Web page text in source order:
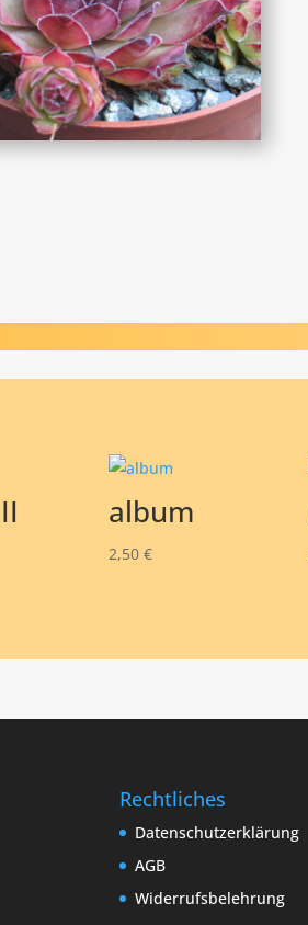
album
2,50 €
Rechtliches
Datenschutzerklärung
AGB
Widerrufsbelehrung